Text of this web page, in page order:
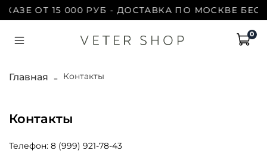
ОТ 15 000 РУБ - ДОСТАВКА ПО МОСКВЕ
0
Главная Контакты
Контакты
Телефон: 8 (999) 921-78-43